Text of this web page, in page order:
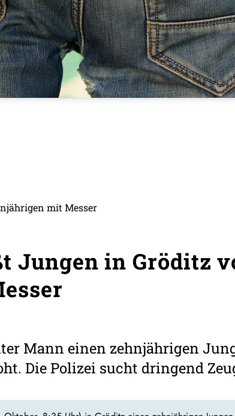
mit Messer
Jungen in Gröditz
Mann einen zehnjährigen
Die Polizei sucht dringend